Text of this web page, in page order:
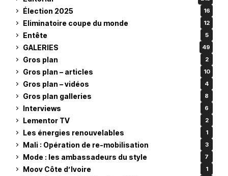
Élection 2025 16
Eliminatoire coupe du monde 12
Entête 5
GALERIES 49
Gros plan 2
Gros plan – articles 10
Gros plan – vidéos 4
Gros plan galleries 8
Interviews 6
Lementor TV 2
Les énergies renouvelables 1
Mali : Opération de re-mobilisation 3
Mode : les ambassadeurs du style 7
Moov Côte d’Ivoire 1